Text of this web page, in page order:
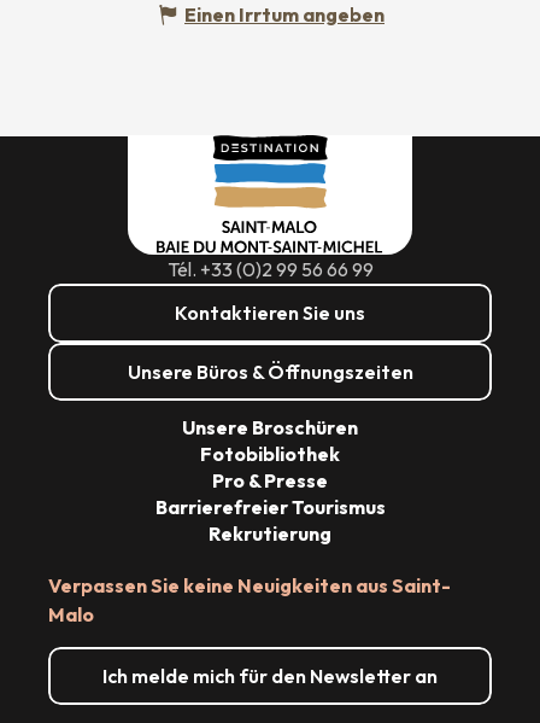
Einen Irrtum angeben
Tél. +33 (0)2 99 56 66 99
Kontaktieren Sie uns
Unsere Büros & Öffnungszeiten
Verpassen Sie keine Neuigkeiten aus Saint-
Malo
Ich melde mich für den Newsletter an
Unsere Broschüren
Fotobibliothek
Pro & Presse
Barrierefreier Tourismus
Rekrutierung